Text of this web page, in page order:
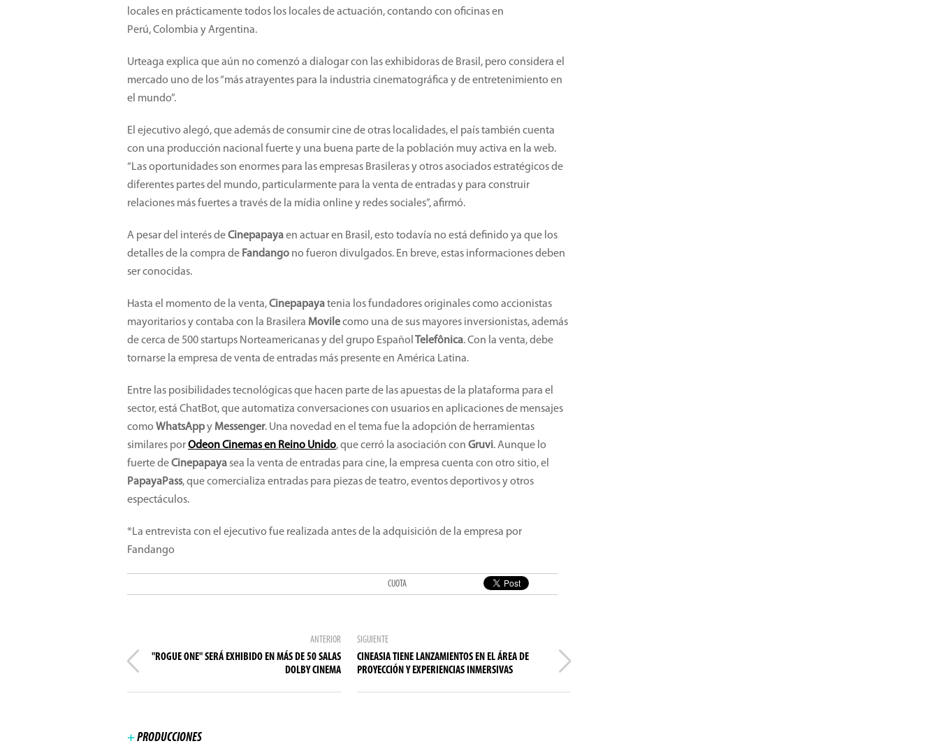
locales en prácticamente todos los locales de actuación, contando con oficinas en
Perú, Colombia y Argentina.
Urteaga explica que aún no comenzó a dialogar con las exhibidoras de Brasil, pero considera el
mercado uno de los “más atrayentes para la industria cinematográfica y de entretenimiento en
el mundo”.
El ejecutivo alegó, que además de consumir cine de otras localidades, el país también cuenta
con una producción nacional fuerte y una buena parte de la población muy activa en la web.
“Las oportunidades son enormes para las empresas Brasileras y otros asociados estratégicos de
diferentes partes del mundo, particularmente para la venta de entradas y para construir
relaciones más fuertes a través de la mídia online y redes sociales”, afirmó.
A pesar del interés deCinepapayaen actuar en Brasil, esto todavía no está definido ya que los
detalles de la compra de Fandango no fueron divulgados. En breve, estas informaciones deben
ser conocidas.
Hasta el momento de la venta,Cinepapayatenia los fundadores originales como accionistas
mayoritarios y contaba con la Brasilera Movilecomo una de sus mayores inversionistas, además
de cerca de 500 startups Norteamericanas y del grupo Español Telefônica. Con la venta, debe
tornarse la empresa de venta de entradas más presente en América Latina.
Entre las posibilidades tecnológicas que hacen parte de las apuestas de la plataforma para el
sector, está ChatBot, que automatiza conversaciones con usuarios en aplicaciones de mensajes
como WhatsAppy Messenger. Una novedad en el tema fue la adopción de herramientas
similares porOdeon Cinemas en Reino Unido, que cerró la asociación con Gruvi. Aunque lo
fuerte deCinepapayasea la venta de entradas para cine, la empresa cuenta con otro sitio, el
PapayaPass, que comercializa entradas para piezas de teatro, eventos deportivos y otros
espectáculos.
*La entrevista con el ejecutivo fue realizada antes de la adquisición de la empresa por
Fandango
CUOTA
ANTERIOR
"ROGUE ONE" SERÁ EXHIBIDO EN MÁS DE 50 SALAS
DOLBY CINEMA
SIGUIENTE
CINEASIA TIENE LANZAMIENTOS EN EL ÁREA DE
PROYECCIÓN Y EXPERIENCIAS INMERSIVAS
+ PRODUCCIONES